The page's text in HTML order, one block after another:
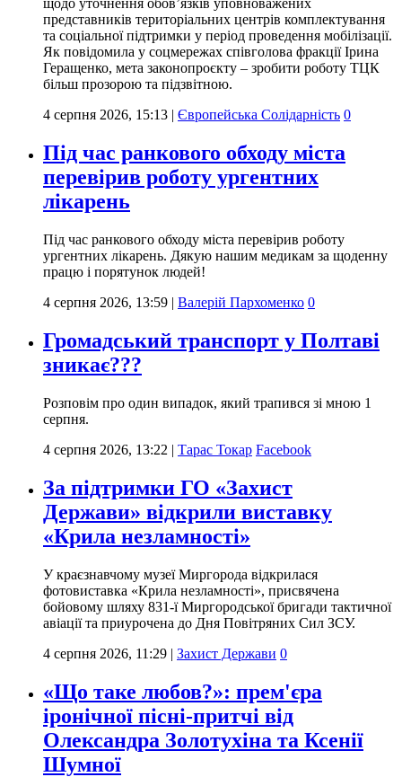
щодо уточнення обов’язків уповноважених
представників територіальних центрів комплектування
та соціальної підтримки у період проведення мобілізації.
Як повідомила у соцмережах співголова фракції Ірина
Геращенко, мета законопроєкту – зробити роботу ТЦК
більш прозорою та підзвітною.
4 серпня 2026, 15:13 | Європейська Солідарність 0
Під час ранкового обходу міста
перевірив роботу ургентних
лікарень
Під час ранкового обходу міста перевірив роботу
ургентних лікарень. Дякую нашим медикам за щоденну
працю і порятунок людей!
4 серпня 2026, 13:59 | Валерій Пархоменко 0
Громадський транспорт у Полтаві
зникає???
Розповім про один випадок, який трапився зі мною 1
серпня.
4 серпня 2026, 13:22 | Тарас Токар Facebook
За підтримки ГО «Захист
Держави» відкрили виставку
«Крила незламності»
У краєзнавчому музеї Миргорода відкрилася
фотовиставка «Крила незламності», присвячена
бойовому шляху 831-ї Миргородської бригади тактичної
авіації та приурочена до Дня Повітряних Сил ЗСУ.
4 серпня 2026, 11:29 | Захист Держави 0
«Що таке любов?»: прем'єра
іронічної пісні-притчі від
Олександра Золотухіна та Ксенії
Шумної